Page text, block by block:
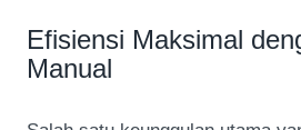
Efisiensi Maksimal
Manual